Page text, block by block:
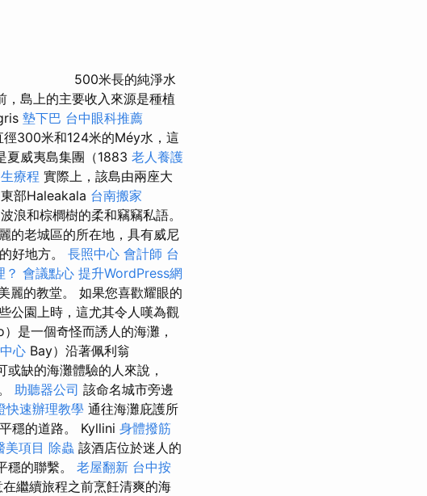
500米長的純淨水
，島上的主要收入來源是種植
墊下巴 台中眼科推薦
徑300米和124米的Méy水，這
夏威夷島集團（1883 老人養護
療程 實際上，該島由兩座大
部Haleakala 台南搬家
浪和棕櫚樹的柔和竊竊私語。
的老城區的所在地，具有威尼
好地方。 長照中心 會計師 台
？ 會議點心 提升WordPress網
麗的教堂。 如果您喜歡耀眼的
公園上時，這尤其令人嘆為觀
是一個奇怪而誘人的海灘，
心 Bay）沿著佩利翁
缺的海灘體驗的人來說，
助聽器公司 該命名城市旁邊
快速辦理教學 通往海灘庇護所
穩的道路。 Kyllini 身體撥筋
美項目 除蟲 該酒店位於迷人的
的聯繫。 老屋翻新 台中按
繼續旅程之前烹飪清爽的海